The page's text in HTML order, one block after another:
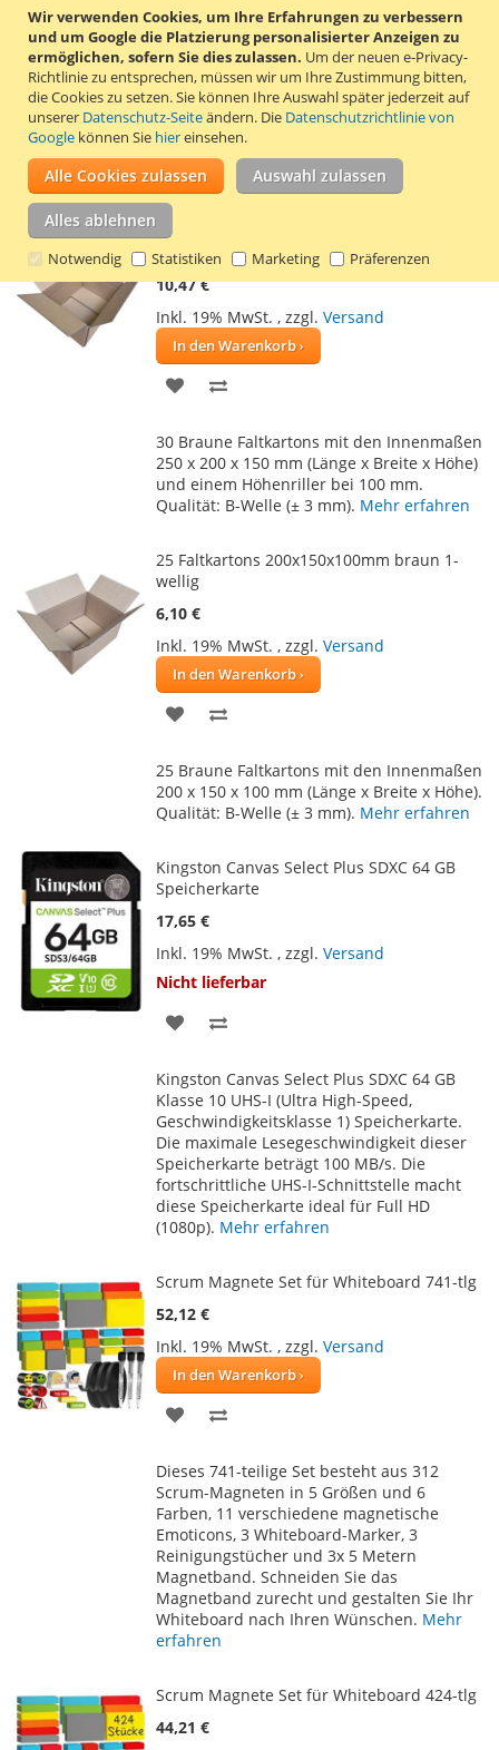
Wir verwenden Cookies, um Ihre Erfahrungen zu verbessern
und um Google die Platzierung personalisierter Anzeigen zu
ermöglichen, sofern Sie dies zulassen. Um der neuen e-Privacy-
Richtlinie zu entsprechen, müssen wir um Ihre Zustimmung bitten,
die Cookies zu setzen.Sie können Ihre Auswahl später jederzeit auf
unserer Datenschutz-Seiteändern. Die Datenschutzrichtlinie von
Google können Sie hiereinsehen.
Alle Cookies zulassen Auswahl zulassen
Alles ablehnen
Notwendig Statistiken Marketing Präferenzen
In den Warenkorb
ZUR
WUNSCHLISTE
HINZUFÜGEN
ZUR
VERGLEICHSLISTE
HINZUFÜGEN
25 Braune Faltkartons mit den Innenmaßen
295 x 195 x 195 mm (Länge x Breite x Höhe)
und einem Höhenriller bei 150 mm.
Qualität: B-Welle (± 3 mm).Mehr erfahren
30 Faltkartons 250x200x150mm braun 1-
wellig
10,47 €
Inkl. 19% MwSt. , zzgl. Versand
In den Warenkorb
ZUR
HINZUFÜGEN
HINZUFÜGEN
30 Braune Faltkartons mit den Innenmaßen
250 x 200 x 150 mm (Länge x Breite x Höhe)
und einem Höhenriller bei 100 mm.
Qualität: B-Welle (± 3 mm). Mehr erfahren
25 Faltkartons 200x150x100mm braun 1-
wellig
6,10 €
Inkl. 19% MwSt. , zzgl. Versand
In den Warenkorb
ZUR
HINZUFÜGEN
HINZUFÜGEN
25 Braune Faltkartons mit den Innenmaßen
200 x 150 x 100 mm (Länge x Breite x Höhe).
Qualität: B-Welle (± 3 mm). Mehr erfahren
Kingston Canvas Select Plus SDXC 64 GB
Speicherkarte
17,65 €
Inkl. 19% MwSt. , zzgl. Versand
Nicht lieferbar
ZUR
HINZUFÜGEN
HINZUFÜGEN
Kingston Canvas Select Plus SDXC 64 GB
Klasse 10 UHS-I (Ultra High-Speed,
Geschwindigkeitsklasse 1) Speicherkarte.
Die maximale Lesegeschwindigkeit dieser
Speicherkarte beträgt 100 MB/s. Die
fortschrittliche UHS-I-Schnittstelle macht
diese Speicherkarte ideal für Full HD
(1080p). Mehr erfahren
Scrum Magnete Set für Whiteboard 741-tlg
52,12 €
Inkl. 19% MwSt. , zzgl. Versand
In den Warenkorb
ZUR
HINZUFÜGEN
HINZUFÜGEN
Dieses 741-teilige Set besteht aus 312
Scrum-Magneten in 5 Größen und 6
Farben, 11 verschiedene magnetische
Emoticons, 3 Whiteboard-Marker, 3
Reinigungstücher und 3x 5 Metern
Magnetband. Schneiden Sie das
Magnetband zurecht und gestalten Sie Ihr
Whiteboard nach Ihren Wünschen. Mehr
erfahren
Scrum Magnete Set für Whiteboard 424-tlg
44,21 €